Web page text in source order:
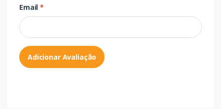
Email*
Adicionar Avaliação